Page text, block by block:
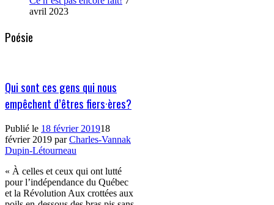
avril 2023
Poésie
Qui sont ces gens qui nous
empêchent d’êtres fiers·ères?
Publié le 18 février 201918
février 2019 parCharles-Vannak
Dupin-Létourneau
« À celles et ceux qui ont lutté
pour l’indépendance du Québec
et la Révolution Aux crottées aux